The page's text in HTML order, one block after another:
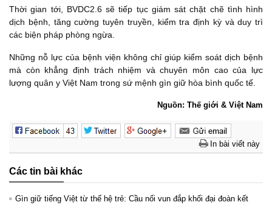
Thời gian tới, BVDC2.6 sẽ tiếp tục giám sát chặt chẽ tình hình
dịch bệnh, tăng cường tuyên truyền, kiểm tra định kỳ và duy trì
các biện pháp phòng ngừa.
Những nỗ lực của bệnh viện không chỉ giúp kiểm soát dịch bệnh
mà còn khẳng định trách nhiệm và chuyên môn cao của lực
lượng quân y Việt Nam trong sứ mệnh gìn giữ hòa bình quốc tế.
Nguồn: Thế giới & Việt Nam
In bài viết này
Các tin bài khác
Gìn giữ tiếng Việt từ thế hệ trẻ: Cầu nối vun đắp khối đại đoàn kết